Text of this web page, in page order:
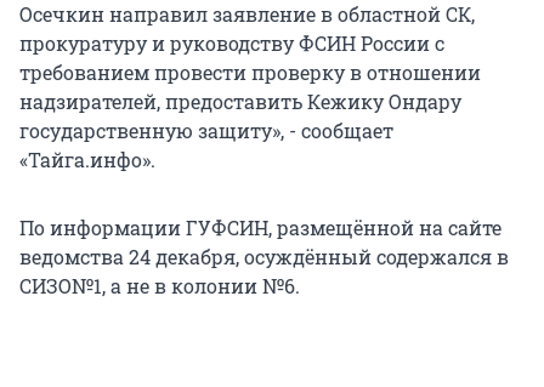
Осечкин направил заявление в областной СК,
прокуратуру и руководству ФСИН России с
требованием провести проверку в отношении
надзирателей, предоставить Кежику Ондару
государственную защиту», - сообщает
«Тайга.инфо».
По информации ГУФСИН, размещённой на сайте
ведомства 24 декабря, осуждённый содержался в
СИЗО№1, а не в колонии №6.